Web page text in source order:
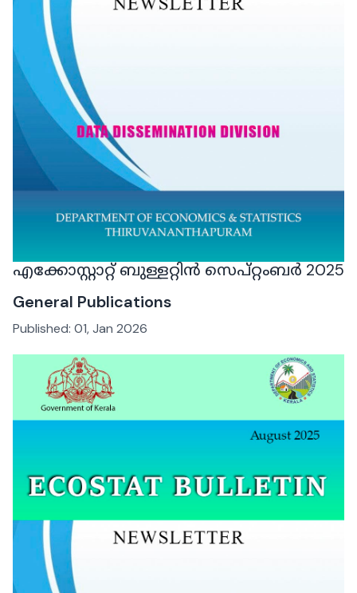
എക്കോസ്റ്റാറ്റ് ബുള്ളറ്റിൻ സെപ്റ്റംബർ 2025
General Publications
Published: 01, Jan 2026